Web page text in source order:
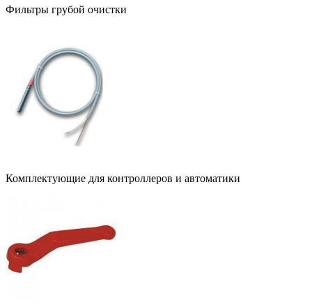
Фильтры грубой очистки
Комплектующие для контроллеров и автоматики